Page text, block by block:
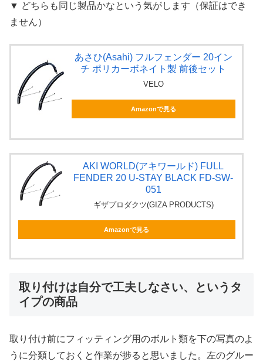
▼ どちらも同じ製品かなという気がします（保証はでき
ません）
あさひ(Asahi) フルフェンダー 20イン
チ ポリカーボネイト製 前後セット
VELO
Amazonで見る
AKI WORLD(アキワールド) FULL
FENDER 20 U-STAY BLACK FD-SW-
051
ギザプロダクツ(GIZA PRODUCTS)
Amazonで見る
取り付けは自分で工夫しなさい、というタ
イプの商品
取り付け前にフィッティング用のボルト類を下の写真のよ
うに分類しておくと作業が捗ると思いました。左のグルー